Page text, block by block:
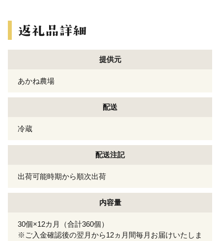
提供元
あかね農場
配送
冷蔵
配送注記
出荷可能時期から順次出荷
内容量
30個×12カ月（合計360個）
※ご入金確認後の翌月から12ヵ月間毎月お届けいたしま